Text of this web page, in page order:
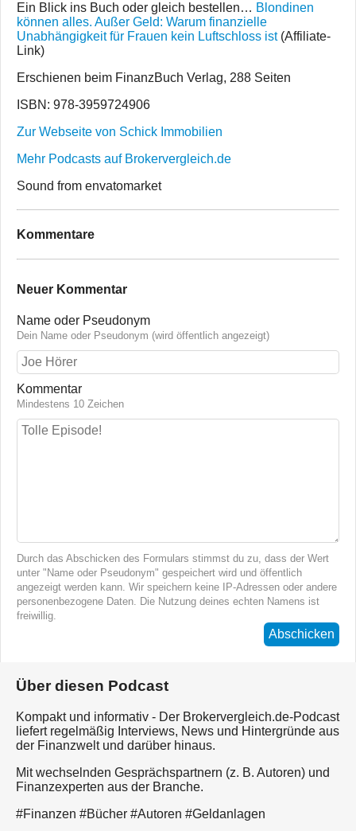
Ein Blick ins Buch oder gleich bestellen… Blondinen
können alles. Außer Geld: Warum finanzielle
Unabhängigkeit für Frauen kein Luftschloss ist(Affiliate-
Link)
Erschienen beim FinanzBuch Verlag, 288 Seiten
ISBN: 978-3959724906
Zur Webseite von Schick Immobilien
Mehr Podcasts auf Brokervergleich.de
Sound from envatomarket
Kommentare
Neuer Kommentar
Name oder Pseudonym
Dein Name oder Pseudonym (wird öffentlich angezeigt)
Kommentar
Mindestens 10 Zeichen
Durch das Abschicken des Formulars stimmst du zu, dass der Wert
unter "Name oder Pseudonym" gespeichert wird und öffentlich
angezeigt werden kann. Wir speichern keine IP-Adressen oder andere
personenbezogene Daten. Die Nutzung deines echten Namens ist
freiwillig.
Abschicken
Über diesen Podcast
Kompakt und informativ - Der Brokervergleich.de-Podcast
liefert regelmäßig Interviews, News und Hintergründe aus
der Finanzwelt und darüber hinaus.
Mit wechselnden Gesprächspartnern (z. B. Autoren) und
Finanzexperten aus der Branche.
#Finanzen #Bücher #Autoren #Geldanlagen